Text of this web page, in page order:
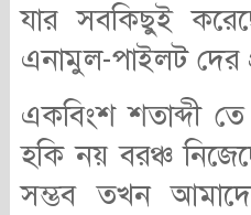
যার সবকিছুই
এনামুল-পাইলট দের
একবিংশ শতাব্দী
হকি নয় বরঞ্চ
সম্ভব তখন